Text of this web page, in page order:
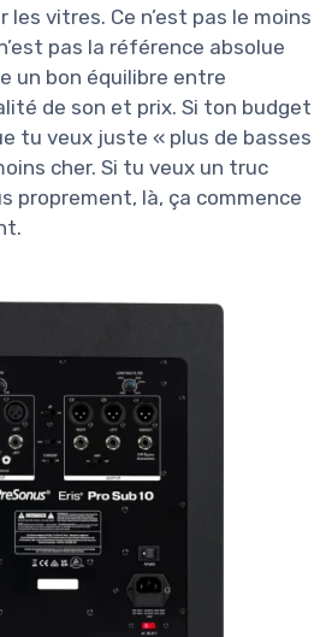
vitres. Ce n’est pas le moins
pas la référence absolue
un bon équilibre entre
de son et prix. Si ton budget
tu veux juste « plus de basses
cher. Si tu veux un truc
proprement, là, ça commence